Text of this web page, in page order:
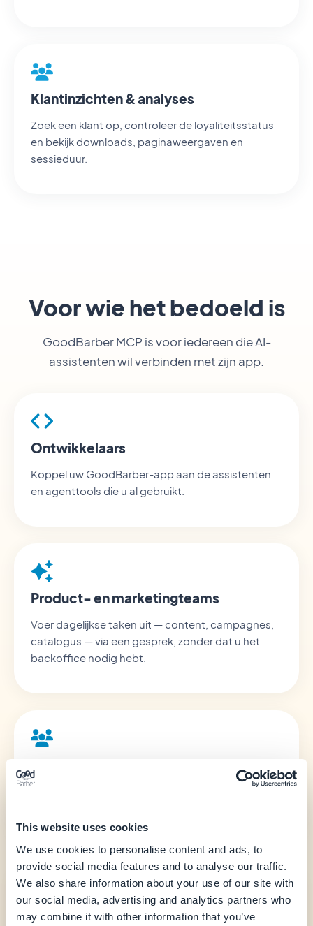
This website uses cookies
We use cookies to personalise content and ads, to
provide social media features and to analyse our traffic.
We also share information about your use of our site with
our social media, advertising and analytics partners who
may combine it with other information that you’ve
Klantinzichten & analyses
Zoek een klant op, controleer de loyaliteitsstatus
en bekijk downloads, paginaweergaven en
sessieduur.
Voor wie het bedoeld is
GoodBarber MCP is voor iedereen die AI-
assistenten wil verbinden met zijn app.
Ontwikkelaars
Koppel uw GoodBarber-app aan de assistenten
en agenttools die u al gebruikt.
Product- en marketingteams
Voer dagelijkse taken uit — content, campagnes,
catalogus — via een gesprek, zonder dat u het
backoffice nodig hebt.
Beheer de apps van uw klanten sneller en bouw
Gevorderde bouwers